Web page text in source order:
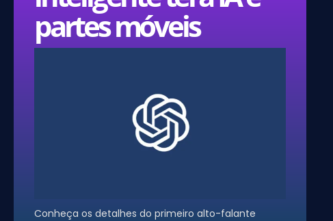
partes móveis
Conheça os detalhes do primeiro alto-falante